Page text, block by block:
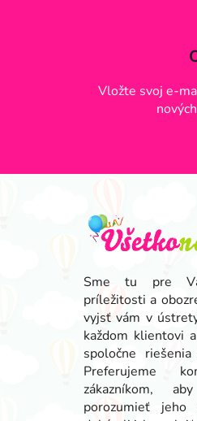
Vložte svoj e-
Sme tu pre
príležitosti a
vyjsť vám v
každom klientovi
spoločne
Preferujeme
zákazníkom,
porozumieť jeho